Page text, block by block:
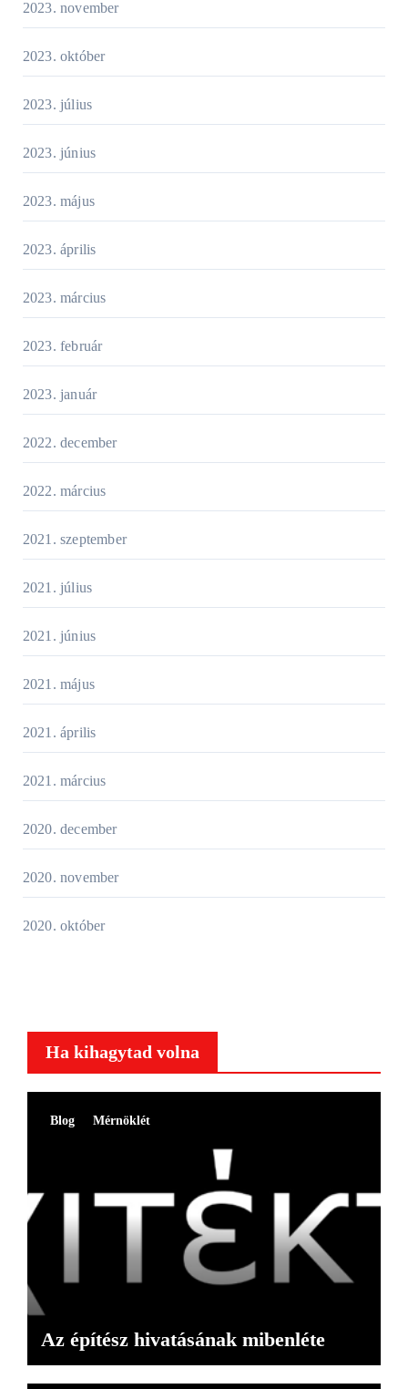
2023. november
2023. október
2023. július
2023. június
2023. május
2023. április
2023. március
2023. február
2023. január
2022. december
2022. március
2021. szeptember
2021. július
2021. június
2021. május
2021. április
2021. március
2020. december
2020. november
2020. október
Ha kihagytad volna
Blog Mérnöklét
Az építész hivatásának mibenléte